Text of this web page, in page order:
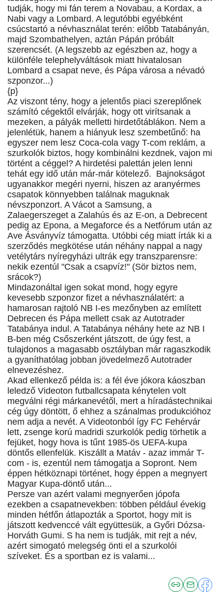
tudják, hogy mi fán terem a Novabau, a Kordax, a
Nabi vagy a Lombard. A legutóbbi egyébként
csúcstartó a névhasználat terén: előbb Tatabányán,
majd Szombathelyen, aztán Pápán próbált
szerencsét. (A legszebb az egészben az, hogy a
különféle telephelyváltások miatt hivatalosan
Lombard a csapat neve, és Pápa városa a névadó
szponzor...)
{p}
Az viszont tény, hogy a jelentős piaci szereplőnek
számító cégektől elvárják, hogy ott virítsanak a
mezeken, a pályák melletti hirdetőtáblákon. Nem a
jelenlétük, hanem a hiányuk lesz szembetűnő: ha
egyszer nem lesz Coca-cola vagy T-com reklám, a
szurkolók biztos, hogy kombinálni kezdnek, vajon mi
történt a céggel? A hirdetési palettán jelen lenni
tehát egy idő után már-már kötelező. Bajnokságot
ugyanakkor megéri nyerni, hiszen az aranyérmes
csapatok könnyebben találnak maguknak
névszponzort. A Vácot a Samsung, a
Zalaegerszeget a Zalahús és az E-on, a Debrecent
pedig az Epona, a Megaforce és a Netfórum után az
Ave Ásványvíz támogatta. Utóbbi cég miatt írták ki a
szerződés megkötése után néhány nappal a nagy
vetélytárs nyíregyházi ultrák egy transzparensre:
nekik ezentúl "Csak a csapvíz!" (Sör biztos nem,
srácok?)
Mindazonáltal igen sokat mond, hogy egyre
kevesebb szponzor fizet a névhasználatért: a
hamarosan rajtoló NB I-es mezőnyben az említett
Debrecen és Pápa mellett csak az Autotrader
Tatabánya indul. A Tatabánya néhány hete az NB I
B-ben még Csőszerként játszott, de úgy fest, a
tulajdonos a magasabb osztályban már ragaszkodik
a gyaníthatólag jobban jövedelmező Autotrader
elnevezéshez.
Akad ellenkező példa is: a fél éve jókora káoszban
leledző Videoton futballcsapata kénytelen volt
megválni régi márkanevétől, mert a híradástechnikai
cég úgy döntött, ő ehhez a szánalmas produkcióhoz
nem adja a nevét. A Videotonból így FC Fehérvár
lett, zsenge korú madridi szurkolók pedig törhetik a
fejüket, hogy hova is tűnt 1985-ös UEFA-kupa
döntős ellenfelük. Kiszállt a Matáv - azaz immár T-
com - is, ezentúl nem támogatja a Sopront. Nem
éppen hétköznapi történet, hogy éppen a megnyert
Magyar Kupa-döntő után...
Persze van azért valami megnyerően jópofa
ezekben a csapatnevekben: többen például évekig
minden hétfőn átlapozták a Sportot, hogy mit is
játszott kedvenccé vált együttesük, a Győri Dózsa-
Horváth Gumi. S ha nem is tudják, mit rejt a név,
azért simogató melegség önti el a szurkolói
szíveket. És a sportban ez is valami...